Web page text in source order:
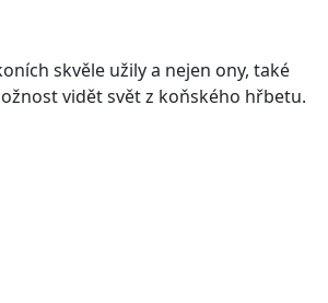
skvěle užily a nejen ony, také
vidět svět z koňského hřbetu.